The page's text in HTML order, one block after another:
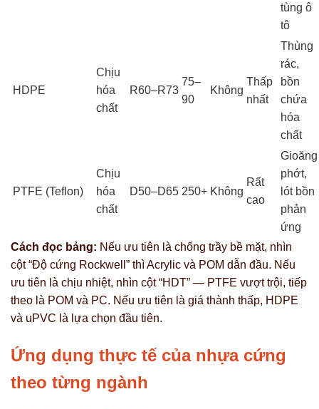
tùng ô
tô
HDPE
Chịu
hóa
chất
R60–R73
75–
90
Không
Thấp
nhất
Thùng
rác,
bồn
chứa
hóa
chất
PTFE (Teflon)
Chịu
hóa
chất
D50–D65 250+ Không
Rất
cao
Gioăng
phớt,
lót bồn
phản
ứng
Cách đọc bảng: Nếu ưu tiên là chống trầy bề mặt, nhìn
cột “Độ cứng Rockwell” thì Acrylic và POM dẫn đầu. Nếu
ưu tiên là chịu nhiệt, nhìn cột “HDT” — PTFE vượt trội, tiếp
theo là POM và PC. Nếu ưu tiên là giá thành thấp, HDPE
và uPVC là lựa chọn đầu tiên.
Ứng dụng thực tế của nhựa cứng
theo từng ngành